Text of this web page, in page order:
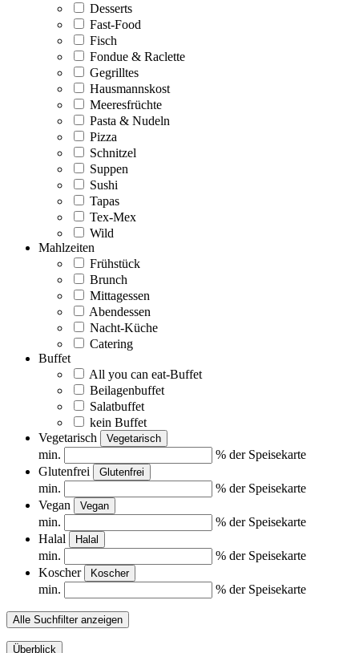
Desserts
Fast-Food
Fisch
Fondue & Raclette
Gegrilltes
Hausmannskost
Meeresfrüchte
Pasta & Nudeln
Pizza
Schnitzel
Suppen
Sushi
Tapas
Tex-Mex
Wild
Mahlzeiten
Frühstück
Brunch
Mittagessen
Abendessen
Nacht-Küche
Catering
Buffet
All you can eat-Buffet
Beilagenbuffet
Salatbuffet
kein Buffet
Vegetarisch
Vegetarisch
min.
% der Speisekarte
Glutenfrei
Glutenfrei
min.
% der Speisekarte
Vegan
Vegan
min.
% der Speisekarte
Halal
Halal
min.
% der Speisekarte
Koscher
Koscher
min. % der Speisekarte
Alle Suchfilter anzeigen
Überblick